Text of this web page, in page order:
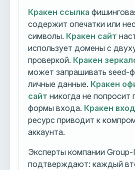
Кракен ссылка
содержит опечатки или
символы. Кракен сайт
использует домены с
проверкой. Кракен
может запрашивать seed-
личные данные. Кракен
сайт никогда не попросит
формы входа. Кракен вход
ресурс приводит к
аккаунта.
Эксперты компании
подтверждают: каждый